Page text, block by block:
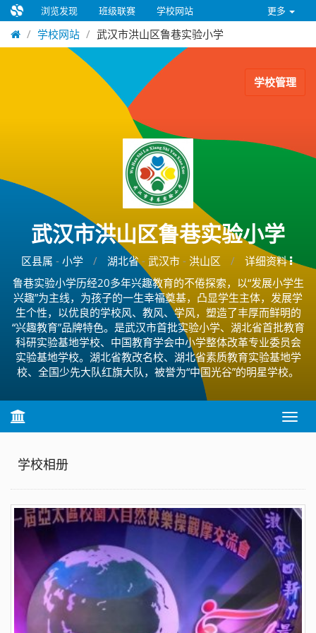
更多
浏览发现 班级联赛 学校网站
学校网站 武汉市洪山区鲁巷实验小学
学校管理
武汉市洪山区鲁巷实验小学
区县属 - 小学 / 湖北省- 武汉市- 洪山区 /
详细资料
鲁巷实验小学历经20多年兴趣教育的不倦探索，以“发展小学生
兴趣”为主线，为孩子的一生幸福奠基，凸显学生主体，发展学
生个性，以优良的学校风、教风、学风，塑造了丰厚而鲜明的
“兴趣教育”品牌特色。是武汉市首批实验小学、湖北省首批教育
科研实验基地学校、中国教育学会中小学整体改革专业委员会
实验基地学校。湖北省教改名校、湖北省素质教育实验基地学
校、全国少先大队红旗大队，被誉为“中国光谷”的明星学校。
T
o
e
n
v
i
g
a
t
i
o
学校相册